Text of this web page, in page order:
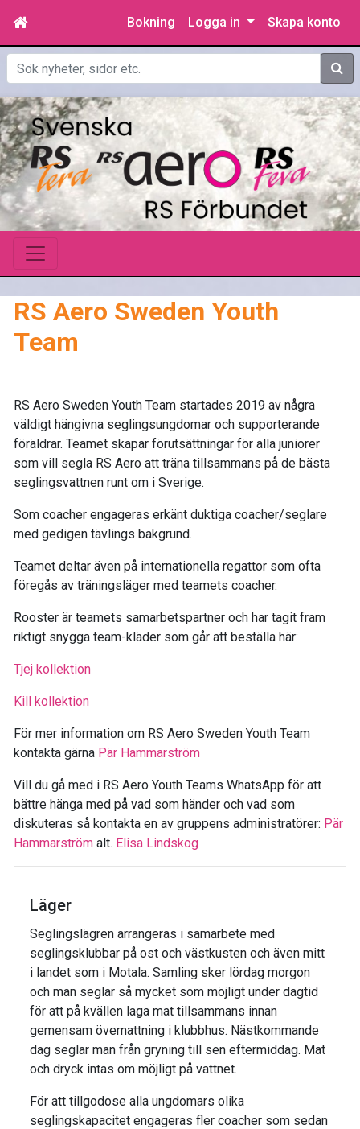
Bokning Logga in Skapa konto
Sök
RS Aero Sweden Youth
Team
RS Aero Sweden Youth Team startades 2019 av några
väldigt hängivna seglingsungdomar och supporterande
föräldrar. Teamet skapar förutsättningar för alla juniorer
som vill segla RS Aero att träna tillsammans på de bästa
seglingsvattnen runt om i Sverige.
Som coacher engageras erkänt duktiga coacher/seglare
med gedigen tävlings bakgrund.
Teamet deltar även på internationella regattor som ofta
föregås av träningsläger med teamets coacher.
Rooster är teamets samarbetspartner och har tagit fram
riktigt snygga team-kläder som går att beställa här:
Tjej kollektion
Kill kollektion
För mer information om RS Aero Sweden Youth Team
kontakta gärna Pär Hammarström
Vill du gå med i RS Aero Youth Teams WhatsApp för att
bättre hänga med på vad som händer och vad som
diskuteras så kontakta en av gruppens administratörer: Pär
Hammarström alt. Elisa Lindskog
Läger
Seglingslägren arrangeras i samarbete med
seglingsklubbar på ost och västkusten och även mitt
i landet som i Motala. Samling sker lördag morgon
och man seglar så mycket som möjligt under dagtid
för att på kvällen laga mat tillsammans innan
gemensam övernattning i klubbhus. Nästkommande
dag seglar man från gryning till sen eftermiddag. Mat
och dryck intas om möjligt på vattnet.
För att tillgodose alla ungdomars olika
seglingskapacitet engageras fler coacher som sedan